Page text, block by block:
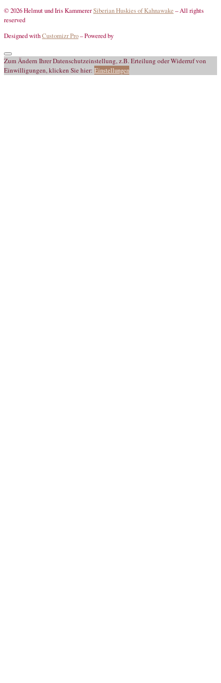
© 2026 Helmut und Iris KammererSiberian Huskies of Kahnawake –All rights
reserved
Designed withCustomizr Pro–Powered by
Zum Ändern Ihrer Datenschutzeinstellung, z.B. Erteilung oder Widerruf von
Einwilligungen, klicken Sie hier: Einstellungen